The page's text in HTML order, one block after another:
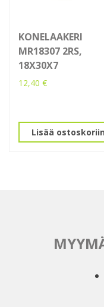
KONELAAKERI
MR18307 2RS,
18X30X7
12,40 €
Lisää ostoskoriin